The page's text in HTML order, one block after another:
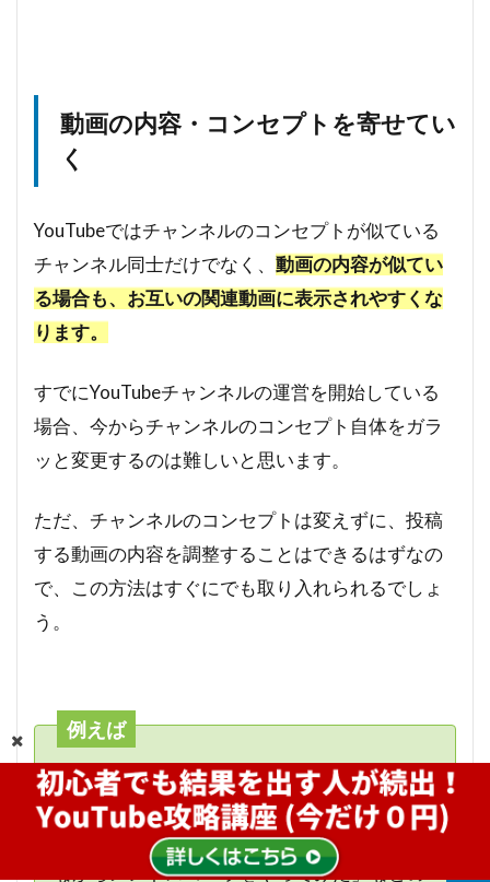
動画の内容・コンセプトを寄せてい
く
YouTubeではチャンネルのコンセプトが似ている
チャンネル同士だけでなく、 動画の内容が似てい
る場合も、お互いの関連動画に表示されやすくな
ります。
すでにYouTubeチャンネルの運営を開始している
場合、今からチャンネルのコンセプト自体をガラ
ッと変更するのは難しいと思います。
ただ、チャンネルのコンセプトは変えずに、投稿
する動画の内容を調整することはできるはずなの
で、この方法はすぐにでも取り入れられるでしょ
う。
例えば
古いネタですが、「メントスコーラをやって
みた」という動画の場合、「メントスコーラ
１０連発！！」や「スカイダイビングをやり
ながらメントスコーラをやってみた」などの